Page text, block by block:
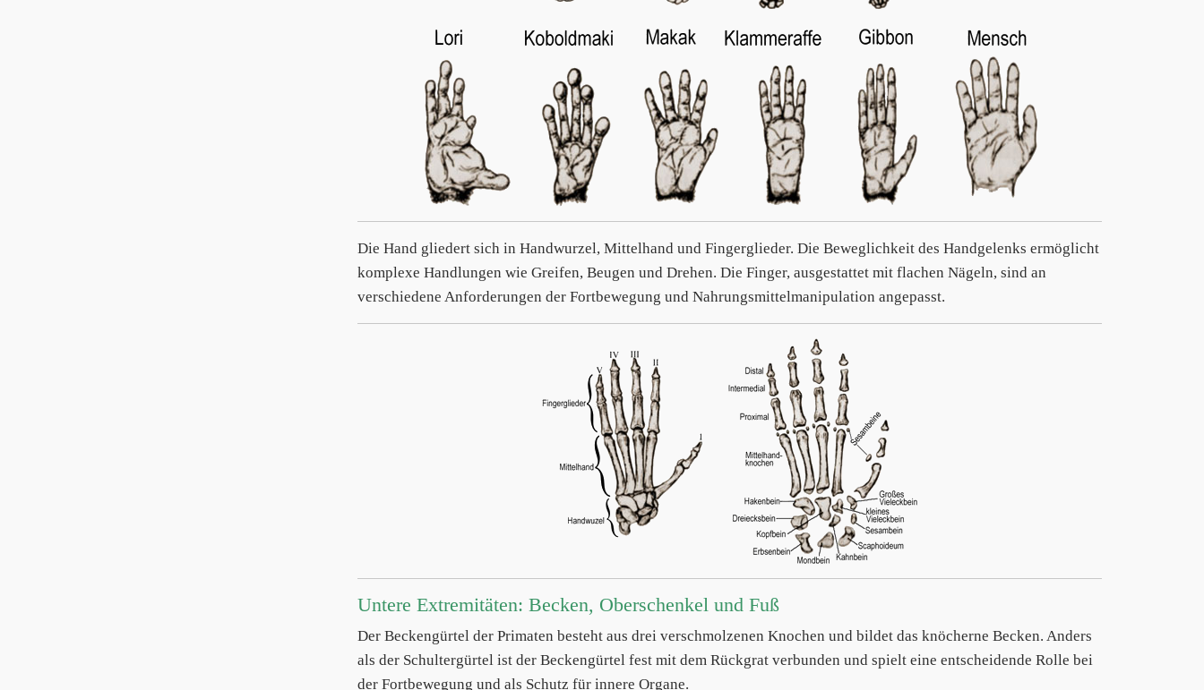
Die Hand gliedert sich in Handwurzel, Mittelhand und Fingerglieder. Die Beweglichkeit des Handgelenks ermöglicht
komplexe Handlungen wie Greifen, Beugen und Drehen. Die Finger, ausgestattet mit flachen Nägeln, sind an
verschiedene Anforderungen der Fortbewegung und Nahrungsmittelmanipulation angepasst.
Untere Extremitäten: Becken, Oberschenkel und Fuß
Der Beckengürtel der Primaten besteht aus drei verschmolzenen Knochen und bildet das knöcherne Becken. Anders
als der Schultergürtel ist der Beckengürtel fest mit dem Rückgrat verbunden und spielt eine entscheidende Rolle bei
der Fortbewegung und als Schutz für innere Organe.